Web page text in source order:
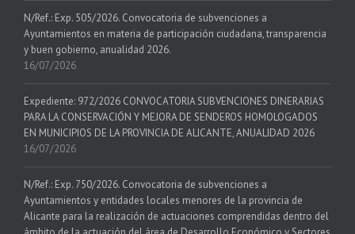
N/Ref.: Exp. 505/2026. Convocatoria de subvenciones a
Ayuntamientos en materia de participación ciudadana, transparencia
y buen gobierno, anualidad 2026.
16/07/2026
Expediente: 972/2026 CONVOCATORIA SUBVENCIONES DINERARIAS
PARA LA CONSERVACIÓN Y MEJORA DE SENDEROS HOMOLOGADOS
EN MUNICIPIOS DE LA PROVINCIA DE ALICANTE, ANUALIDAD 2026
16/07/2026
N/Ref.: Exp. 750/2026. Convocatoria de subvenciones a
Ayuntamientos y entidades locales menores de la provincia de
Alicante para la realización de actuaciones comprendidas dentro del